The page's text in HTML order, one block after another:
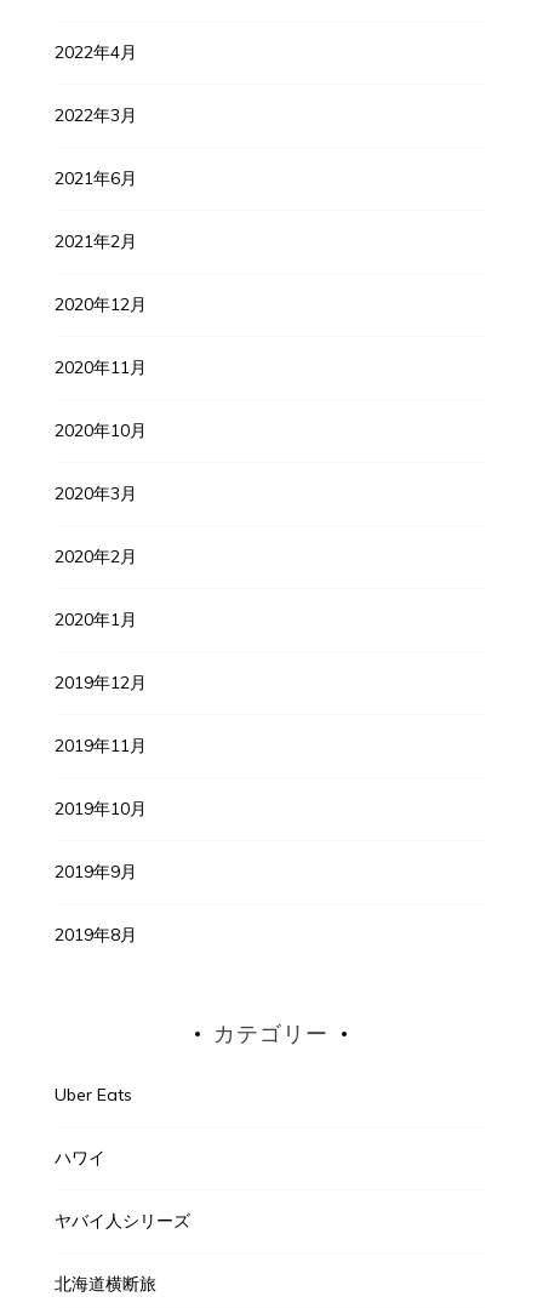
2022年4月
2022年3月
2021年6月
2021年2月
2020年12月
2020年11月
2020年10月
2020年3月
2020年2月
2020年1月
2019年12月
2019年11月
2019年10月
2019年9月
2019年8月
カテゴリー
Uber Eats
ハワイ
ヤバイ人シリーズ
北海道横断旅